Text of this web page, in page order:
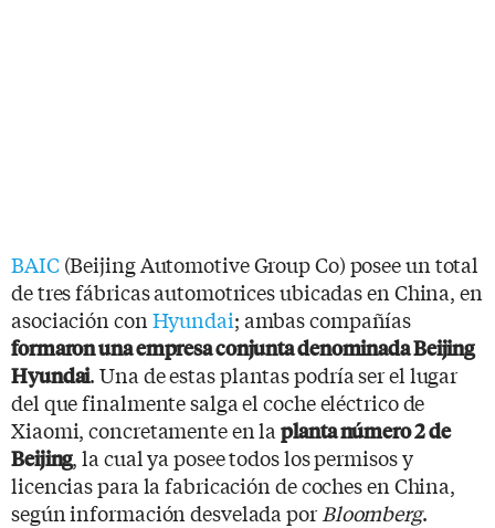
BAIC(Beijing Automotive Group Co) posee un total
de tres fábricas automotrices ubicadas en China, en
asociación conHyundai; ambas compañías
formaron una empresa conjunta denominada Beijing
Hyundai. Una de estas plantas podría ser el lugar
del que finalmente salga el coche eléctrico de
Xiaomi, concretamente en laplanta número 2 de
Beijing, la cual ya posee todos los permisos y
licencias para la fabricación de coches en China,
según información desvelada porBloomberg.